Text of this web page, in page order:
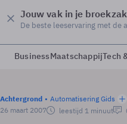
Jouw vak in je
De beste leeservaring met de
BusinessMaatschappijTech
Achtergrond Automatisering Gids
26 maart 2007
leestijd 1 minuut